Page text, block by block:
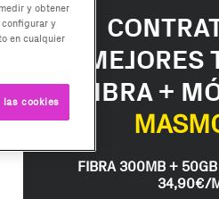
MEJORES
FIBRA +
FIBRA 300MB + 50GB
34,90€/
y obtener
y
en cualquier
cookies